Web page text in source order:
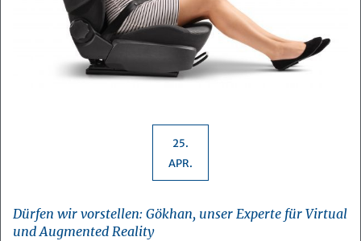
25.
APR.
Dürfen wir vorstellen: Gökhan, unser Experte für Virtual
und Augmented Reality